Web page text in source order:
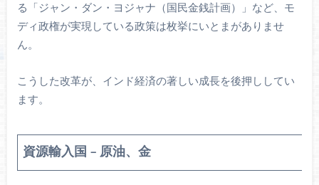
る「ジャン・ダン・ヨジャナ（国民金銭計画）」など、モ
ディ政権が実現している政策は枚挙にいとまがありませ
ん。
こうした改革が、インド経済の著しい成長を後押ししてい
ます。
資源輸入国 – 原油、金